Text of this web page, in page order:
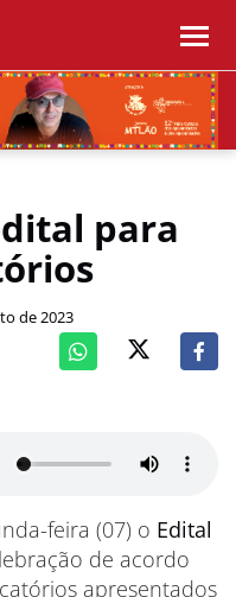
para
de 2023
feira (07) o Edital
de acordo
apresentados